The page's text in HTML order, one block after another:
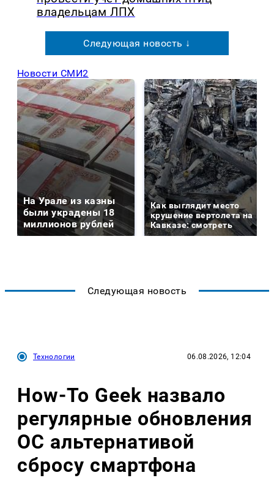
владельцам ЛПХ
Следующая новость ↓
Новости СМИ2
На Урале из казны
были украдены 18
миллионов рублей
Как выглядит место
крушение вертолета на
Кавказе: смотреть
Следующая новость
Технологии 06.08.2026, 12:04
How-To Geek назвало
регулярные обновления
ОС альтернативой
сбросу смартфона